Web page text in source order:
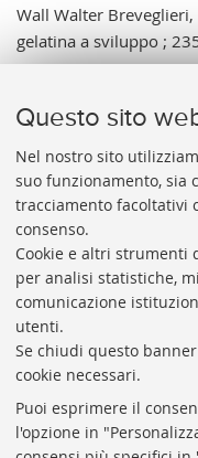
Questo sito
Nel nostro sito
suo funzionamento, sia
tracciamento facoltativi
consenso.
Cookie e altri strumenti
per analisi statistiche,
comunicazione
utenti.
Se chiudi questo
cookie necessari.
Puoi esprimere il
l'opzione in
Wall Walter
gelatina a sviluppo ;
professore di Storia del
University of America
comitato scientifico.
Vai al catalogo:
idopac=UBO3404479
Responsabile